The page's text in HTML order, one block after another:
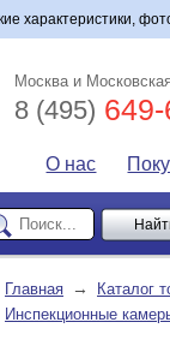
характеристики,
Москва и
8 (495)
О нас
Главная →
Каталог
Инспекционные